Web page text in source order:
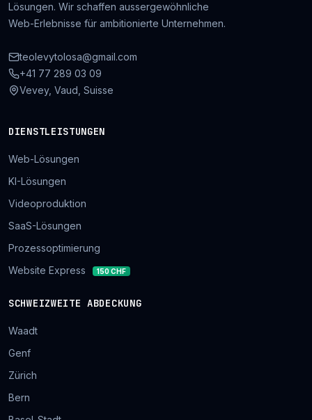
Lösungen. Wir schaffen aussergewöhnliche
Web-Erlebnisse für ambitionierte Unternehmen.
teolevytolosa@gmail.com
+41 77 289 03 09
Vevey, Vaud, Suisse
DIENSTLEISTUNGEN
Web-Lösungen
KI-Lösungen
Videoproduktion
SaaS-Lösungen
Prozessoptimierung
Website Express
150 CHF
SCHWEIZWEITE ABDECKUNG
Waadt
Genf
Zürich
Bern